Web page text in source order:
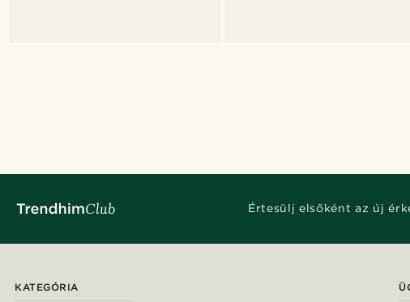
Értesülj elsőként az új
KATEGÓRIA